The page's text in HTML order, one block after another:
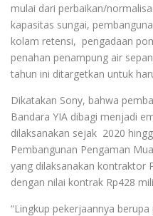
mulai dari perbaikan/
kapasitas sungai,
kolam retensi, pengadaan
penahan penampung air
tahun ini ditargetkan untuk
Dikatakan Sony, bahwa
Bandara YIA dibagi menjadi
dilaksanakan sejak 2020
Pembangunan Pengaman
yang dilaksanakan kontraktor
dengan nilai kontrak Rp428
“Lingkup pekerjaannya